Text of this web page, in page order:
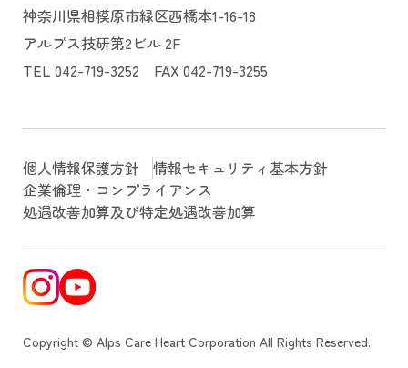
神奈川県相模原市緑区西橋本1-16-18
アルプス技研第2ビル 2F
TEL 042-719-3252 FAX 042-719-3255
個人情報保護方針
情報セキュリティ基本方針
企業倫理・コンプライアンス
処遇改善加算及び特定処遇改善加算
Copyright © Alps Care Heart Corporation All Rights Reserved.